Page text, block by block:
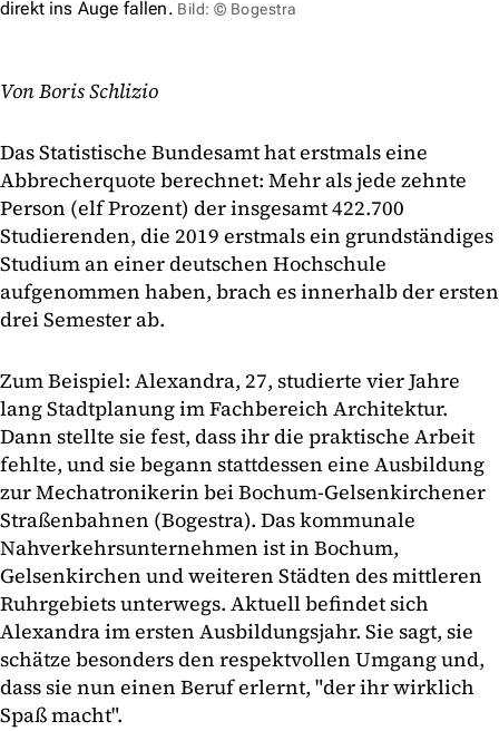
direkt ins Auge fallen. Bild: © Bogestra
Von Boris Schlizio
Das Statistische Bundesamt hat erstmals eine
Abbrecherquote berechnet: Mehr als jede zehnte
Person (elf Prozent) der insgesamt 422.700
Studierenden, die 2019 erstmals ein grundständiges
Studium an einer deutschen Hochschule
aufgenommen haben, brach es innerhalb der ersten
drei Semester ab.
Zum Beispiel: Alexandra, 27, studierte vier Jahre
lang Stadtplanung im Fachbereich Architektur.
Dann stellte sie fest, dass ihr die praktische Arbeit
fehlte, und sie begann stattdessen eine Ausbildung
zur Mechatronikerin bei Bochum-Gelsenkirchener
Straßenbahnen (Bogestra). Das kommunale
Nahverkehrsunternehmen ist in Bochum,
Gelsenkirchen und weiteren Städten des mittleren
Ruhrgebiets unterwegs. Aktuell befindet sich
Alexandra im ersten Ausbildungsjahr. Sie sagt, sie
schätze besonders den respektvollen Umgang und,
dass sie nun einen Beruf erlernt, "der ihr wirklich
Spaß macht".